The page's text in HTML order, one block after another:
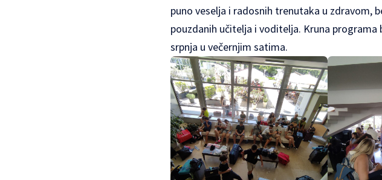
puno veselja i radosnih trenutaka u zdravom,
pouzdanih učitelja i voditelja. Kruna
srpnja u večernjim satima.